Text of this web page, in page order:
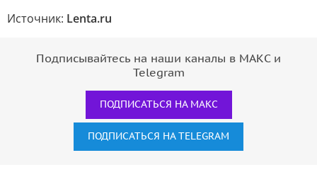
Источник: Lenta.ru
Подписывайтесь на наши каналы в МАКС и
Telegram
ПОДПИСАТЬСЯ НА МАКС
ПОДПИСАТЬСЯ НА TELEGRAM